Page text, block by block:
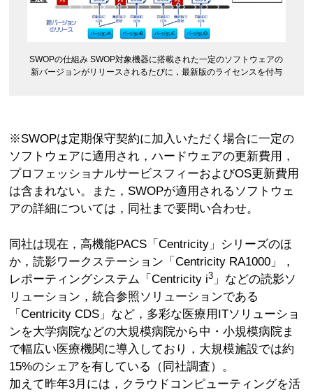
SWOPの仕組み SWOP対象機器に搭載された一定のソフトウェアの
新バージョンがリリースされるたびに，最新版のライセンスを付与
※SWOPは定期保守契約に加入いただく場合に一定の
ソフトウェアに適用され，ハードウェアの更新費用，
プロフェッショナルサービスフィーおよびOS更新費用
は含まれない。また，SWOPが適用されるソフトウェ
アの詳細については，同社まで要問い合わせ。
同社は現在，高機能PACS「Centricity」シリーズのほ
か，読影ワークステーション「Centricity RA1000」，
レポーティングシステム「Centricity i3 」などの読影ソ
リューション，統合参照ソリューションである
「Centricity CDS」など，多彩な医療用ITソリューショ
ンを大学病院などの大規模病院から中・小規模病院ま
で幅広い医療機関に導入しており，大規模施設では約
15%のシェアを有している（同社調査）。
加えて昨年3月には，クラウドコンピューティングを活